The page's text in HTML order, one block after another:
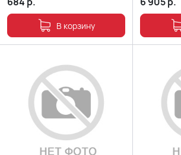
В корзину